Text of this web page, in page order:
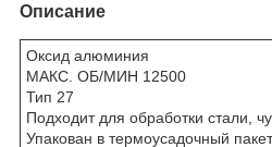
Описание
Оксид алюминия
МАКС. ОБ/МИН 12500
Тип 27
Подходит для обработки стали,
Упакован в термоусадочный пакет